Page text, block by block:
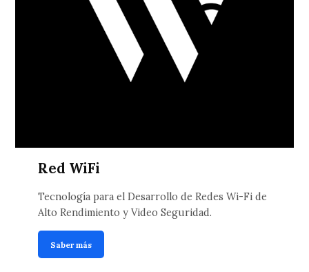
Red WiFi
Tecnología para el Desarrollo de Redes Wi-Fi de
Alto Rendimiento y Video Seguridad.
Saber más